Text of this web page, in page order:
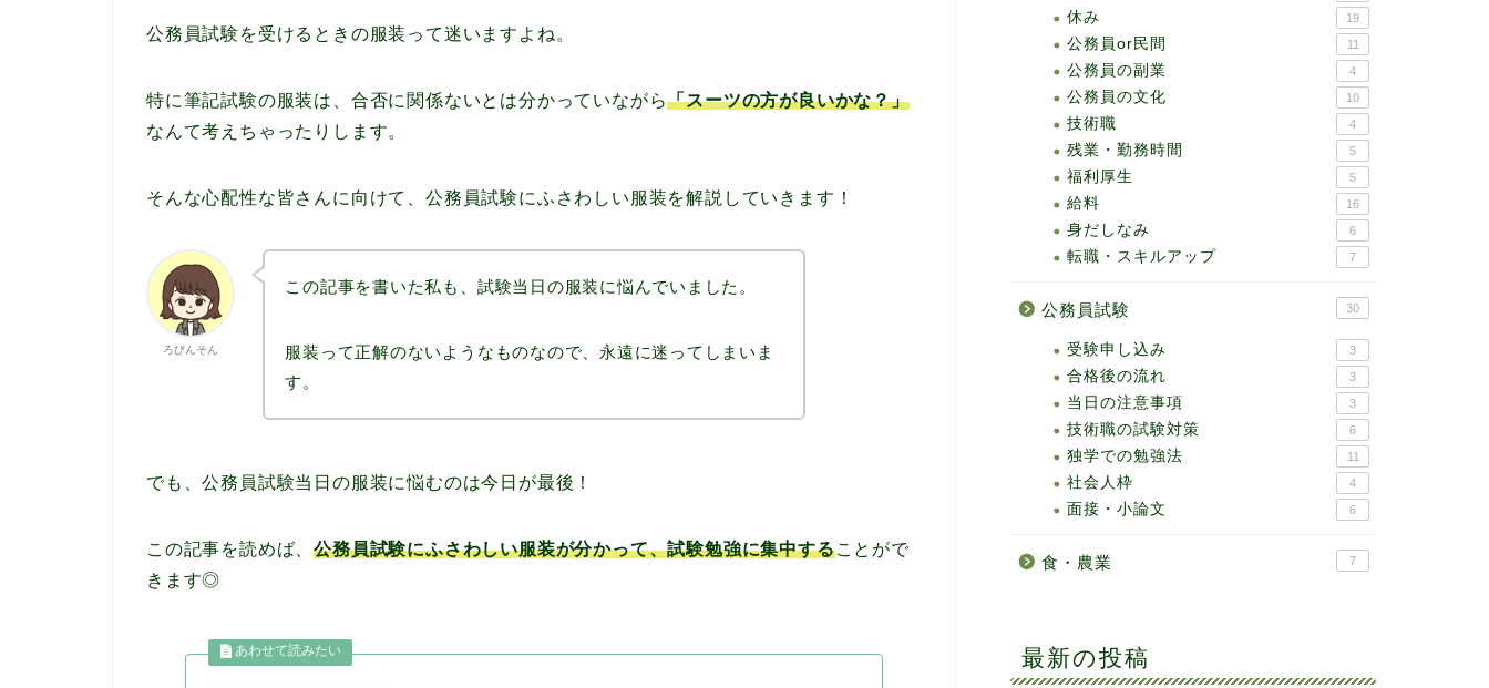
公務員試験を受けるときの服装って迷いますよね。
特に筆記試験の服装は、合否に関係ないとは分かっていながら「スーツの方が良いかな？」
なんて考えちゃったりします。
そんな心配性な皆さんに向けて、公務員試験にふさわしい服装を解説していきます！
ろびんそん
この記事を書いた私も、試験当日の服装に悩んでいました。
服装って正解のないようなものなので、永遠に迷ってしまいま
す。
でも、公務員試験当日の服装に悩むのは今日が最後！
この記事を読めば、公務員試験にふさわしい服装が分かって、試験勉強に集中することがで
きます◎
休み 19
公務員or民間 11
公務員の副業 4
公務員の文化 10
技術職 4
残業・勤務時間 5
福利厚生 5
給料 16
身だしなみ 6
転職・スキルアップ 7
公務員試験 30
受験申し込み 3
合格後の流れ 3
当日の注意事項 3
技術職の試験対策 6
独学での勉強法 11
社会人枠 4
面接・小論文 6
食・農業 7
最新の投稿